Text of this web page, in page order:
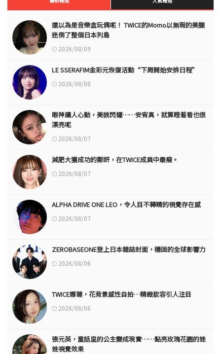
還以為是音樂盒玩偶呢！ TWICE的Momo以無瑕的美腿
迷倒了整個日本列島
2026/08/09
LE SSERAFIM金彩元恢復活動“下周開始安排日程”
2026/08/08
眼神讓人心動，美貌閃耀……安宥真，就算瞪着看也很
漂亮呢
2026/08/07
減肥大獲成功的鄭妍，在TWICE成員中最瘦。
2026/08/07
ALPHA DRIVE ONE LEO，令人目不轉睛的視覺存在感
2026/08/07
ZEROBASEONE登上日本雜誌封面，穩固的全球影響力
2026/08/06
TWICE娜璉，花背景感性自拍…精緻妝容引人注目
2026/08/06
張元英，童話里的公主變成現實……點亮玫瑰花園的娃
娃視覺效果